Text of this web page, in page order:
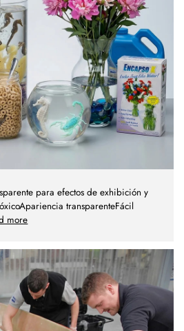
para efectos de exhibición y
transparenteFácil
more